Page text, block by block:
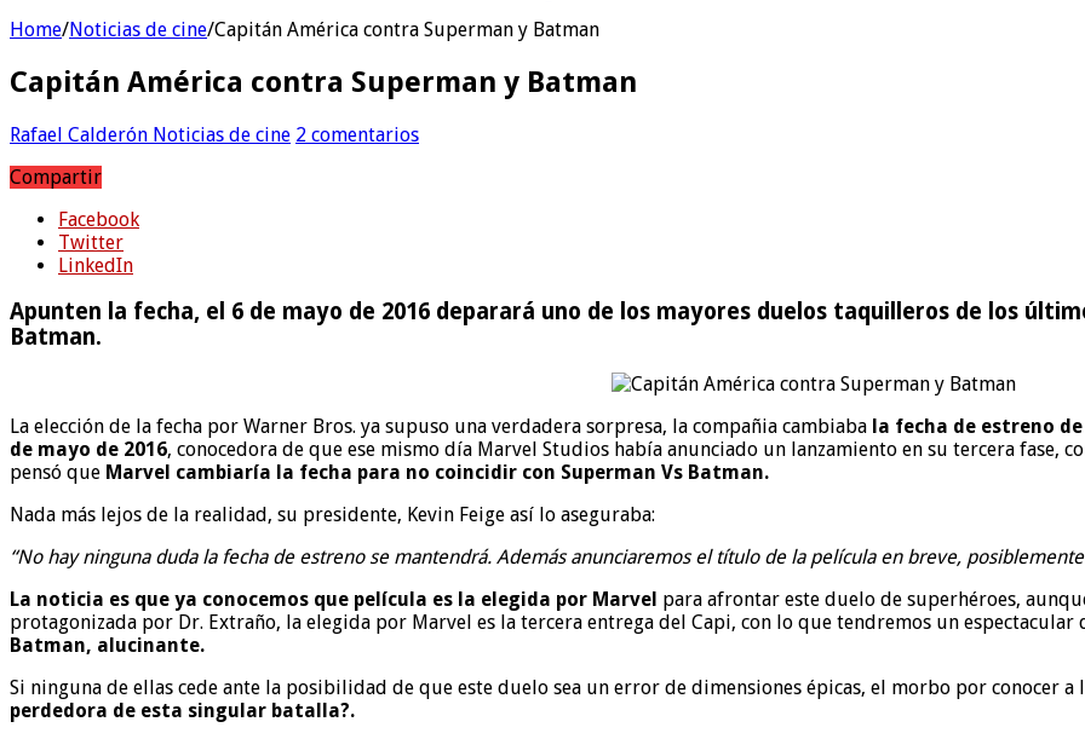
Home/Noticias de cine/Capitán América contra Superman y Batman
Capitán América contra Superman y Batman
Rafael Calderón Noticias de cine 2 comentarios
Compartir
Facebook
Twitter
LinkedIn
Apunten la fecha, el 6 de mayo de 2016 deparará uno de los mayores duelos taquilleros de los
Batman.
La elección de la fecha por Warner Bros. ya supuso una verdadera sorpresa, la compañia cambiaba la fecha de estreno
de mayo de 2016, conocedora de que ese mismo día Marvel Studios había anunciado un lanzamiento en su tercera fase,
pensó que Marvel cambiaría la fecha para no coincidir con Superman Vs Batman.
Nada más lejos de la realidad, su presidente, Kevin Feige así lo aseguraba:
“No hay ninguna duda la fecha de estreno se mantendrá. Además anunciaremos el título de la película en breve,
La noticia es que ya conocemos que película es la elegida por Marvel para afrontar este duelo de superhéroes,
protagonizada por Dr. Extraño, la elegida por Marvel es la tercera entrega del Capi, con lo que tendremos un
Batman, alucinante.
Si ninguna de ellas cede ante la posibilidad de que este duelo sea un error de dimensiones épicas, el morbo por conocer a
perdedora de esta singular batalla?.